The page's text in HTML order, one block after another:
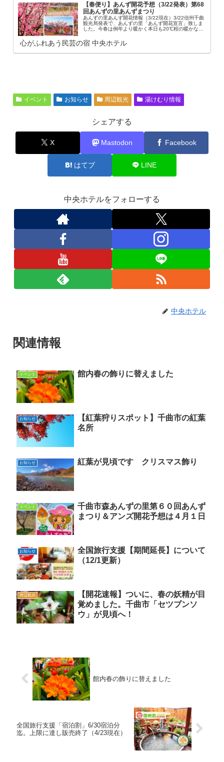
【春便り】あんず開花予想（3/22発表）第68
回あんずの里あんずまつり
あんずの里あんず開花情報（3/22現在）3/22信州千曲
観光局発表で、あんずの里「あんず開花宣言」致しま
した。今春は例年より暖かく本日も20℃程の暖かな日
月下旬頃から咲き始めるのですが、今年...
心がふれあう民芸の宿 中央ホテル
イベント お知らせ 周辺観光 湯けむり情報
シェアする
X Mastodon Facebook
はてブ LINE
中央ホテルをフォローする
中央ホテル
関連情報
イベント 館内春の飾りに替えました
お知らせ
【紅葉狩りスポット】千曲市の紅葉
名所
お知らせ 紅葉が見頃です クリスマス飾り
イベント
千曲市森あんずの里第６０回あんず
まつり＆アンズ開花予想は４月１日
お知らせ
全国旅行支援【期間延長】について
（12/1更新）
周辺観光
【開花速報】ついに、春の妖精が目
覚めました。千曲市「セツブンソ
ウ」が見頃へ！
館内春の飾りに替えました
全国旅行支援「宿泊割」6/30宿泊分
迄。上限に達し販売終了（4/23現在）